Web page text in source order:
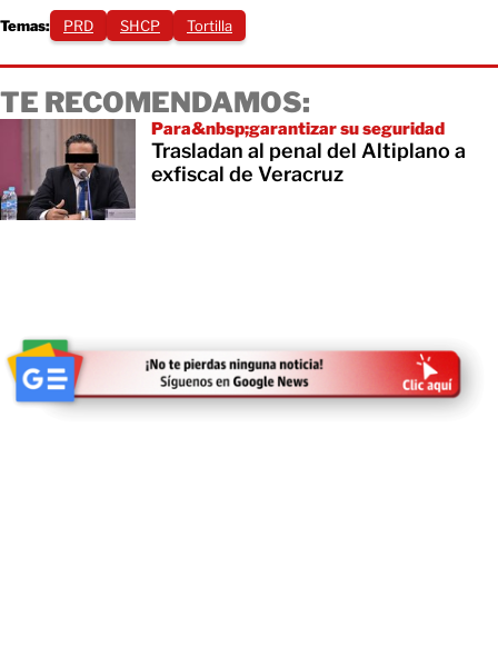
Temas: PRD SHCP Tortilla
TE RECOMENDAMOS:
Para&nbsp;garantizar su seguridad
Trasladan al penal del Altiplano a
exfiscal de Veracruz